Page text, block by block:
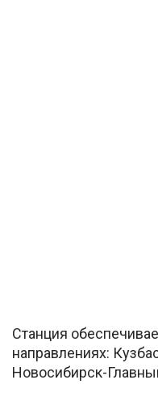
Станция
направлениях:
Новосибирск-